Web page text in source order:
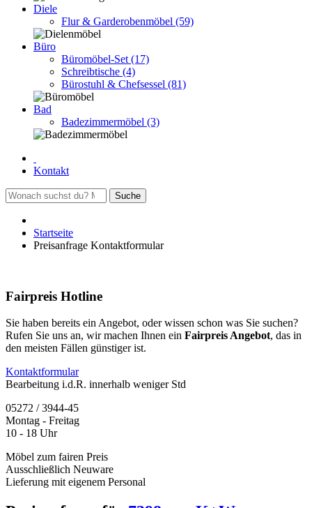
Diele
Flur & Garderobenmöbel (59)
Büro
Büromöbel-Set (17)
Schreibtische (4)
Bürostuhl & Chefsessel (81)
Bad
Badezimmermöbel (3)
Kontakt
Suche
Startseite
Preisanfrage Kontaktformular
Fairpreis Hotline
Sie haben bereits ein Angebot, oder wissen schon was Sie suchen?
Rufen Sie uns an, wir machen Ihnen ein Fairpreis Angebot, das in
den meisten Fällen günstiger ist.
Kontaktformular
Bearbeitung i.d.R. innerhalb weniger Std
05272 / 3944-45
Montag - Freitag
10 - 18 Uhr
Möbel zum fairen Preis
Ausschließlich Neuware
Lieferung mit eigenem Personal